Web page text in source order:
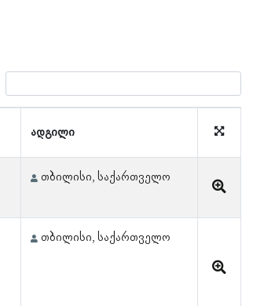
ადგილი
თბილისი, საქართველო
თბილისი, საქართველო